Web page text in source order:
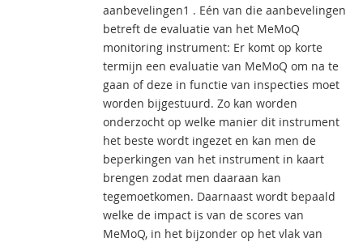
aanbevelingen1 . Eén van die aanbevelingen
betreft de evaluatie van het MeMoQ
monitoring instrument: Er komt op korte
termijn een evaluatie van MeMoQ om na te
gaan of deze in functie van inspecties moet
worden bijgestuurd. Zo kan worden
onderzocht op welke manier dit instrument
het beste wordt ingezet en kan men de
beperkingen van het instrument in kaart
brengen zodat men daaraan kan
tegemoetkomen. Daarnaast wordt bepaald
welke de impact is van de scores van
MeMoQ, in het bijzonder op het vlak van